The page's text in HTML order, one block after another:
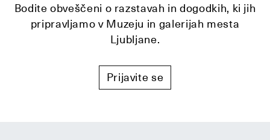
Bodite obveščeni o razstavah in dogodkih, ki jih
pripravljamo v Muzeju in galerijah mesta
Ljubljane.
Prijavite se